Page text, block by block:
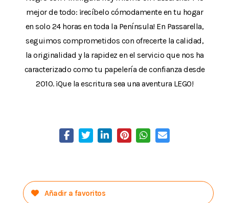
mejor de todo: ¡recíbelo cómodamente en tu hogar
en solo 24 horas en toda la Península! En Passarella,
seguimos comprometidos con ofrecerte la calidad,
la originalidad y la rapidez en el servicio que nos ha
caracterizado como tu papelería de confianza desde
2010. ¡Que la escritura sea una aventura LEGO!
Añadir a favoritos